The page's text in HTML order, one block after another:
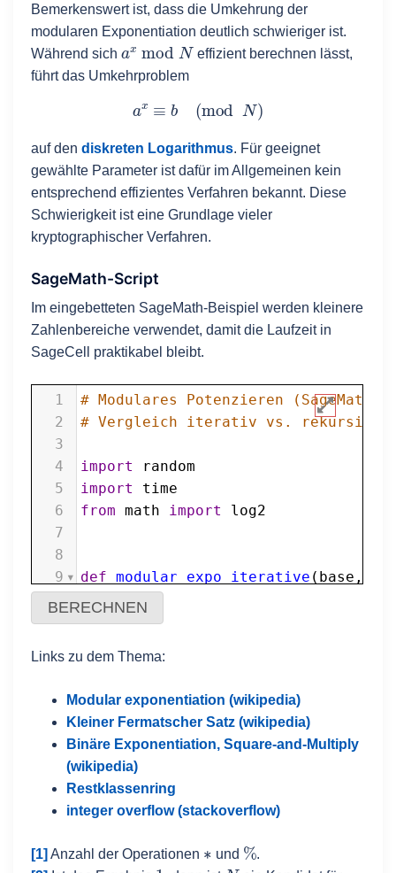
Bemerkenswert ist, dass die Umkehrung der
modularen Exponentiation deutlich schwieriger ist.
Während sich
x mod N
effizient berechnen lässt,
führt das Umkehrproblem
ax ≡ modN )
auf den diskreten Logarithmus. Für geeignet
gewählte Parameter ist dafür im Allgemeinen kein
entsprechend effizientes Verfahren bekannt. Diese
Schwierigkeit ist eine Grundlage vieler
kryptographischer Verfahren.
SageMath-Script
Im eingebetteten SageMath-Beispiel werden kleinere
Zahlenbereiche verwendet, damit die Laufzeit in
SageCell praktikabel bleibt.
1
# Modulares Potenzieren (SageMath
2
# Vergleich iterativ vs. rekursiv
3
4
import
random
5
import
time
6
from math import
log2
7
8
9
def modular_expo_iterative ( base ,
10
if modulus
11
return
13
base_mod
result = (result
return result
def modular_expo_faster
if modulus == 1:
22
if exponent == 0:
BERECHNEN
Links zu dem Thema:
Modular exponentiation (wikipedia)
Kleiner Fermatscher Satz (wikipedia)
Binäre Exponentiation, Square-and-Multiply
(wikipedia)
Restklassenring
integer overflow (stackoverflow)
[1] Anzahl der Operationen und
%
.
1 N